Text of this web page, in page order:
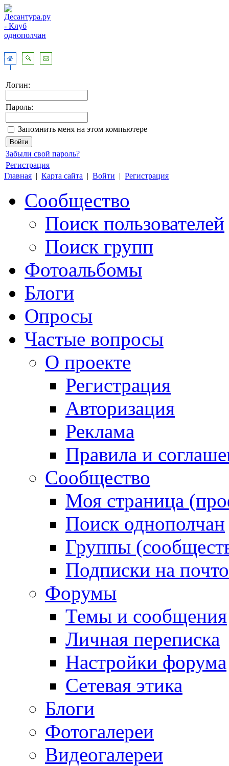
Логин:
Пароль:
Запомнить меня на этом компьютере
Забыли свой пароль?
Регистрация
Главная | Карта сайта | Войти | Регистрация
Сообщество
Поиск пользователей
Поиск групп
Фотоальбомы
Блоги
Опросы
Частые вопросы
О проекте
Регистрация
Авторизация
Реклама
Правила и
Сообщество
Моя страница
Поиск однополчан
Группы
Подписки на
Форумы
Темы и сообщения
Личная переписка
Настройки форума
Сетевая этика
Блоги
Фотогалереи
Видеогалереи